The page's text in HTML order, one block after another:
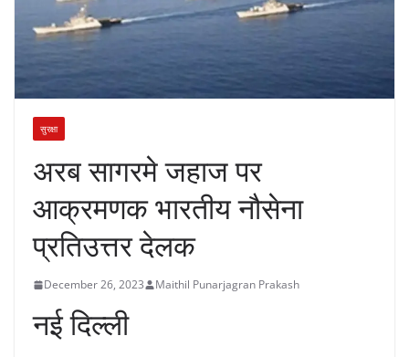
सुरक्षा
अरब सागरमे जहाज पर
आक्रमणक भारतीय नौसेना
प्रतिउत्तर देलक
December 26, 2023 Maithil Punarjagran Prakash
नई दिल्ली